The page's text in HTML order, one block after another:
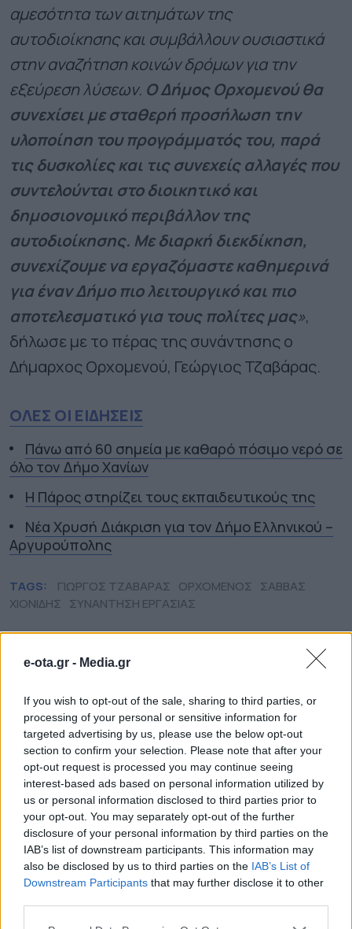
e-ota.gr - Media.gr
If you wish to opt-out of the sale, sharing to third parties, or
processing of your personal or sensitive information for
targeted advertising by us, please use the below opt-out
section to confirm your selection. Please note that after your
opt-out request is processed you may continue seeing
interest-based ads based on personal information utilized by
us or personal information disclosed to third parties prior to
your opt-out. You may separately opt-out of the further
disclosure of your personal information by third parties on the
IAB’s list of downstream participants. This information may
also be disclosed by us to third parties on the IAB’s List of
Downstream Participants that may further disclose it to other
αμεσότητα των αιτημάτων της
αυτοδιοίκησης και συμβάλλουν ουσιαστικά
στην αναζήτηση κοινών δρόμων για την
εξεύρεση λύσεων. Ο Δήμος Ορχομενού θα
συνεχίσει με σταθερή προσήλωση την
υλοποίηση του προγράμματός του, παρά
τις δυσκολίες και τις συνεχείς αλλαγές που
συντελούνται στο διοικητικό και
δημοσιονομικό περιβάλλον της
αυτοδιοίκησης. Με διαρκή διεκδίκηση,
συνεχίζουμε να εργαζόμαστε καθημερινά
για έναν Δήμο πιο λειτουργικό και πιο
αποτελεσματικό για τους πολίτες μας»,
δήλωσε με το πέρας της συνάντησης ο
Δήμαρχος Ορχομενού, Γεώργιος Τζαβάρας.
ΟΛΕΣ ΟΙ ΕΙΔΗΣΕΙΣ
Πάνω από 60 σημεία με καθαρό πόσιμο νερό σε
όλο τον Δήμο Χανίων
Η Πάρος στηρίζει τους εκπαιδευτικούς της
Νέα Χρυσή Διάκριση για τον Δήμο Ελληνικού –
Αργυρούπολης
TAGS: ΓΙΩΡΓΟΣ ΤΖΑΒΑΡΑΣ ΟΡΧΟΜΕΝΟΣ ΣΑΒΒΑΣ
ΧΙΟΝΙΔΗΣ ΣΥΝΑΝΤΗΣΗ ΕΡΓΑΣΙΑΣ
ΔΗΜΟΙ